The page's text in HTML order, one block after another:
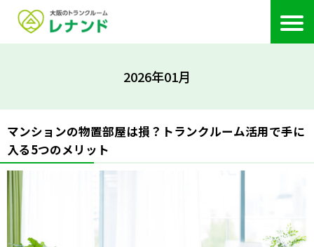
2026年01月
マンションの物置部屋は損？トランクルーム活用で手に
入る5つのメリット